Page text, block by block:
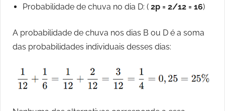
Probabilidade de chuva no dia D: ( 2p = 2/12 = 16)
A probabilidade de chuva nos dias B ou D é a soma
das probabilidades individuais desses dias: